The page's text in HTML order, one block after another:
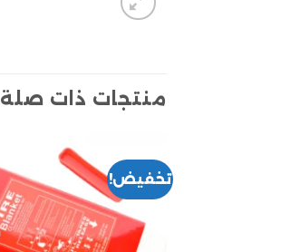
منتجات ذات صلة
تخفيض!